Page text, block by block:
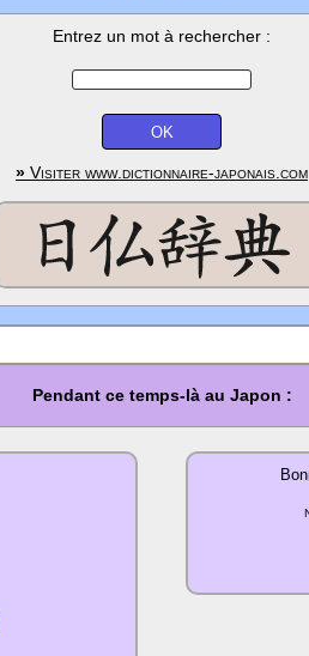
Entrez un mot à rechercher :
» Visiter www.dictionnaire-japonais.com
Pendant ce temps-là au Japon :